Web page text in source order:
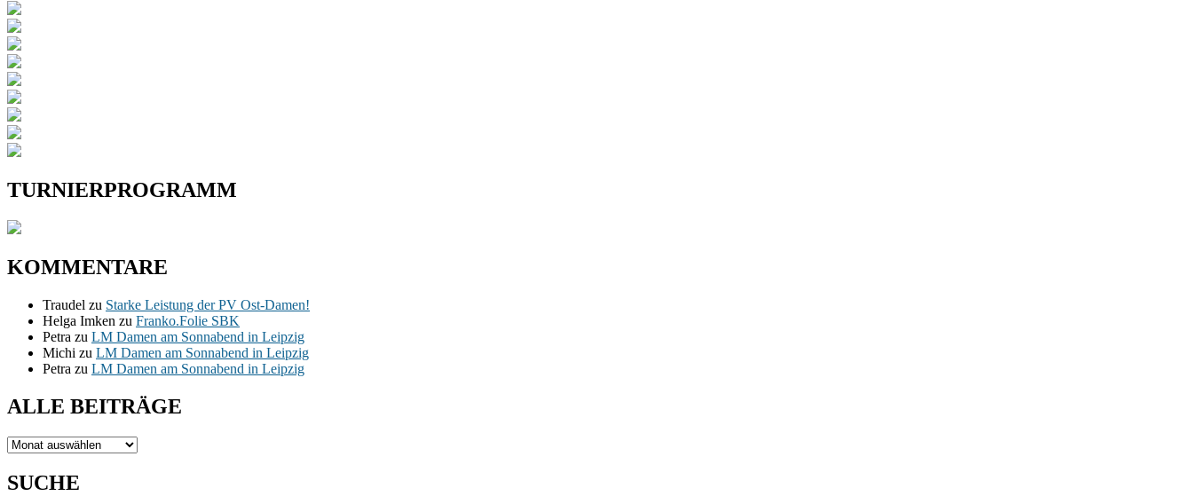
TURNIERPROGRAMM
KOMMENTARE
Traudel zu Starke Leistung der PV Ost-Damen!
Helga Imken zu Franko.Folie SBK
Petra zu LM Damen am Sonnabend in Leipzig
Michi zu LM Damen am Sonnabend in Leipzig
Petra zu LM Damen am Sonnabend in Leipzig
ALLE BEITRÄGE
ALLE
SUCHE